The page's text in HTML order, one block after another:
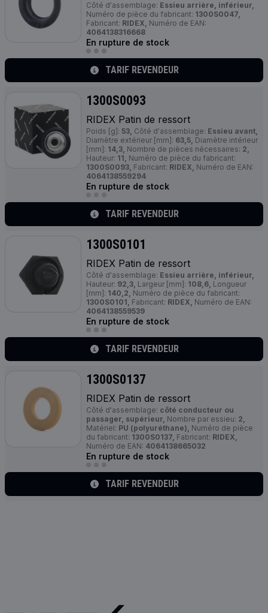
Côté d'assemblage: Essieu arrière, inférieur,
Numéro de pièce du fabricant: 1300S0047,
Fabricant: RIDEX, Numéro de EAN:
4064138316668
En rupture de stock
TARIF REVENDEUR
1300S0093
RIDEX Patin de ressort
Poids [g]: 53, Côté d'assemblage: Essieu avant,
Diamètre extérieur [mm]: 63,5, Diamètre intérieur
[mm]: 14,3, Nombre de pièces nécessaires: 2,
Hauteur: 11, Numéro de pièce du fabricant:
1300S0093, Fabricant: RIDEX, Numéro de EAN:
4064138559294
En rupture de stock
TARIF REVENDEUR
1300S0101
RIDEX Patin de ressort
Côté d'assemblage: Essieu arrière, inférieur,
Hauteur: 92,3, Largeur [mm]: 108,6, Longueur
[mm]: 140,2, Numéro de pièce du fabricant:
1300S0101, Fabricant: RIDEX, Numéro de EAN:
4064138559539
En rupture de stock
TARIF REVENDEUR
1300S0137
RIDEX Patin de ressort
Côté d'assemblage: côté conducteur ou
passager, supérieur, Nombre par essieu: 2,
Matériel: PU (polyuréthane), Numéro de pièce
du fabricant: 1300S0137, Fabricant: RIDEX,
Numéro de EAN: 4064138665032
En rupture de stock
TARIF REVENDEUR